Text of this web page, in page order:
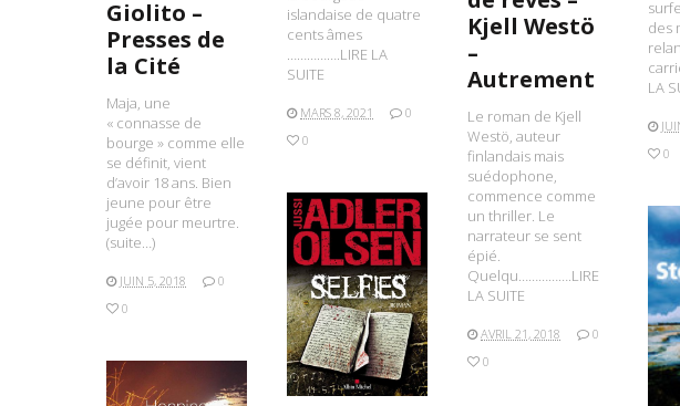
islandaise de quatre
cents âmes
…………….LIRE LA
SUITE
MARS 8, 2021
0
0
des
LA
0
Giolito –
Presses de
la Cité
Maja, une
« connasse de
bourge » comme elle
se définit, vient
d’avoir 18 ans. Bien
jeune pour être
jugée pour meurtre.
(suite…)
JUIN 5, 2018
0
0
Kjell Westö
–
Autrement
Le roman de Kjell
Westö, auteur
finlandais mais
suédophone,
commence comme
un thriller. Le
narrateur se sent
épié.
Quelqu…………….LIRE
LA SUITE
AVRIL 21, 2018
0
0
LIRE LA SUITE